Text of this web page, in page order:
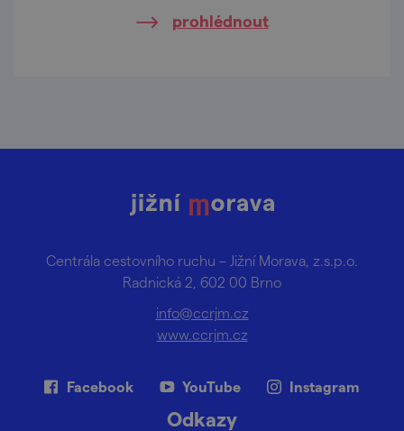
prohlédnout
Centrála cestovního ruchu – Jižní Morava, z.s.p.o.
Radnická 2, 602 00 Brno
info@ccrjm.cz
www.ccrjm.cz
Facebook YouTube Instagram
Odkazy